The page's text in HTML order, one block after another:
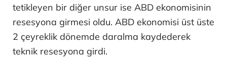
tetikleyen bir diğer unsur ise ABD ekonomisinin
resesyona girmesi oldu. ABD ekonomisi üst üste
2 çeyreklik dönemde daralma kaydederek
teknik resesyona girdi.